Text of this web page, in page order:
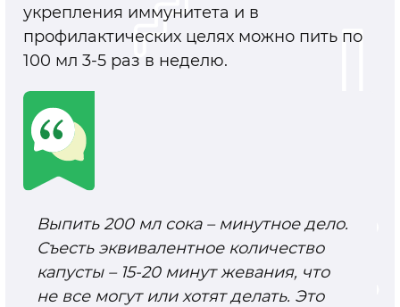
укрепления иммунитета и в
профилактических целях можно пить по
100 мл 3-5 раз в неделю.
Выпить 200 мл сока – минутное дело.
Съесть эквивалентное количество
капусты – 15-20 минут жевания, что
не все могут или хотят делать. Это